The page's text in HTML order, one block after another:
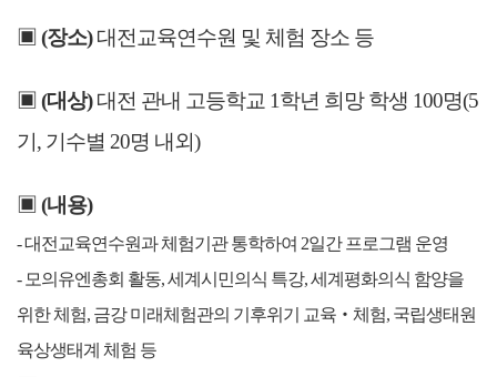
▣ (장소) 대전교육연수원 및 체험 장소 등
▣ (대상) 대전 관내 고등학교 1학년 희망 학생 100명(5
기, 기수별 20명 내외)
▣ (내용)
- 대전교육연수원과 체험기관 통학하여 2일간 프로그램 운영
- 모의유엔총회 활동, 세계시민의식 특강, 세계평화의식 함양을
위한 체험, 금강 미래체험관의 기후위기 교육 ‧체험, 국립생태원
육상생태계 체험 등